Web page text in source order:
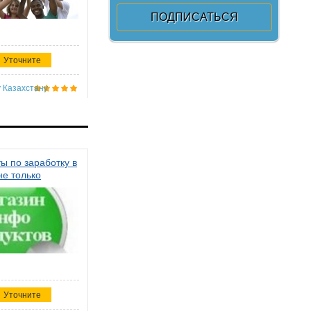
Уточните
Казахстану
по заработку в
только
Уточните